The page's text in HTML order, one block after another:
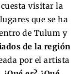
cuesta visitar la
que se ha
de Tulum y
de la región
por el artista